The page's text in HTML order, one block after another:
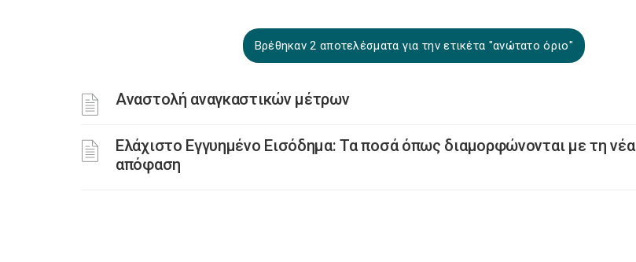
Βρέθηκαν 2 αποτελέσματα για την ετικέτα "ανώτατο όριο"
Αναστολή αναγκαστικών μέτρων
Ελάχιστο Εγγυημένο Εισόδημα: Τα ποσά όπως διαμορφώνονται με τη νέα
απόφαση